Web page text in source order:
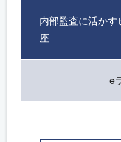
内部監査に活か
座
e